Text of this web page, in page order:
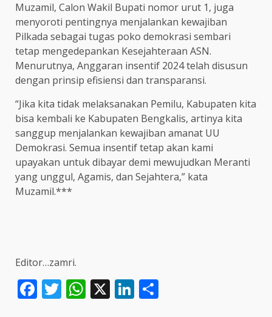
Muzamil, Calon Wakil Bupati nomor urut 1, juga
menyoroti pentingnya menjalankan kewajiban
Pilkada sebagai tugas poko demokrasi sembari
tetap mengedepankan Kesejahteraan ASN.
Menurutnya, Anggaran insentif 2024 telah disusun
dengan prinsip efisiensi dan transparansi.
“Jika kita tidak melaksanakan Pemilu, Kabupaten kita
bisa kembali ke Kabupaten Bengkalis, artinya kita
sanggup menjalankan kewajiban amanat UU
Demokrasi. Semua insentif tetap akan kami
upayakan untuk dibayar demi mewujudkan Meranti
yang unggul, Agamis, dan Sejahtera,” kata
Muzamil.***
Editor…zamri.
Facebook
Twitter
WhatsApp
X LinkedIn